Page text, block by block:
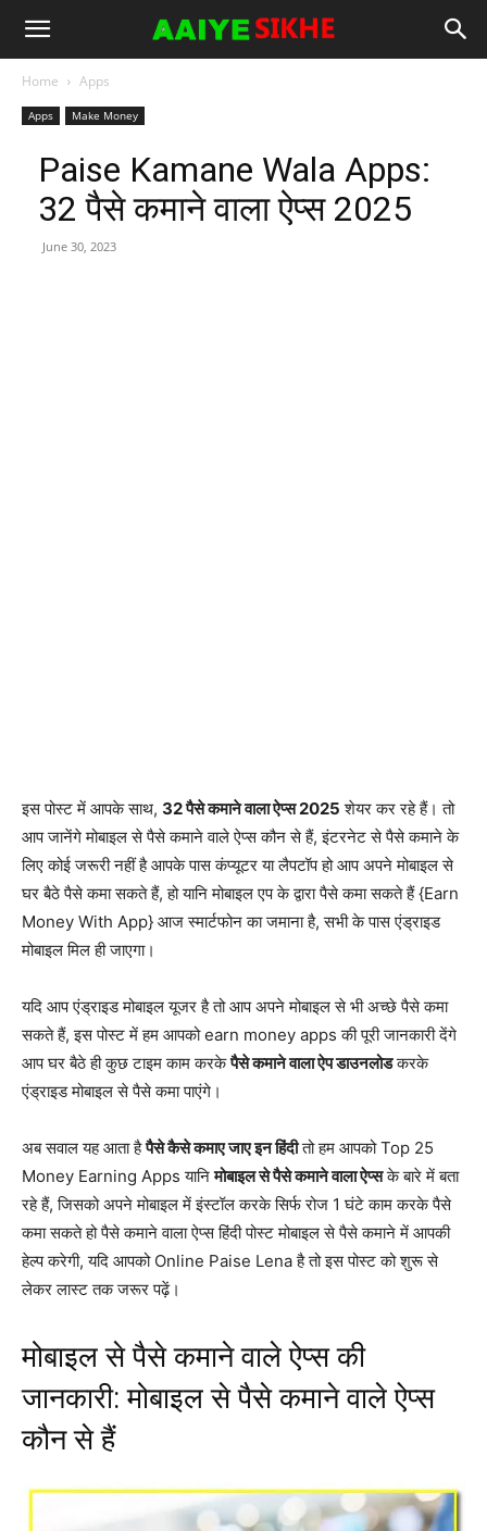
Home Apps
Apps Make Money
Paise Kamane Wala Apps:
32 पैसे कमाने वाला ऐप्स 2025
June 30, 2023
इस पोस्ट में आपके साथ, 32 पैसे कमाने वाला ऐप्स 2025 शेयर कर रहे हैं। तो
आप जानेंगे मोबाइल से पैसे कमाने वाले ऐप्स कौन से हैं, इंटरनेट से पैसे कमाने के
लिए कोई जरूरी नहीं है आपके पास कंप्यूटर या लैपटॉप हो आप अपने मोबाइल से
घर बैठे पैसे कमा सकते हैं, हो यानि मोबाइल एप के द्वारा पैसे कमा सकते हैं {Earn
Money With App} आज स्मार्टफोन का जमाना है, सभी के पास एंड्राइड
मोबाइल मिल ही जाएगा।
यदि आप एंड्राइड मोबाइल यूजर है तो आप अपने मोबाइल से भी अच्छे पैसे कमा
सकते हैं, इस पोस्ट में हम आपको earn money apps की पूरी जानकारी देंगे
आप घर बैठे ही कुछ टाइम काम करकेपैसे कमाने वाला ऐप डाउनलोडकरके
एंड्राइड मोबाइल से पैसे कमा पाएंगे।
अब सवाल यह आता हैपैसे कैसे कमाए जाए इन हिंदीतो हम आपको Top 25
Money Earning Apps यानिमोबाइल से पैसे कमाने वाला ऐप्सके बारे में बता
रहे हैं, जिसको अपने मोबाइल में इंस्टॉल करके सिर्फ रोज 1 घंटे काम करके पैसे
कमा सकते हो पैसे कमाने वाला ऐप्स हिंदी पोस्ट मोबाइल से पैसे कमाने में आपकी
हेल्प करेगी, यदि आपको Online Paise Lena है तो इस पोस्ट को शुरू से
लेकर लास्ट तक जरूर पढ़ें।
मोबाइल से पैसे कमाने वाले ऐप्स की
जानकारी: मोबाइल से पैसे कमाने वाले ऐप्स
कौन से हैं